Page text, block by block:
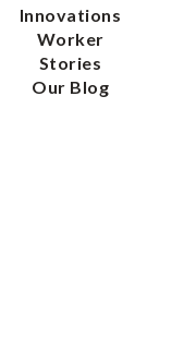
Innovations
Worker
Stories
Our Blog